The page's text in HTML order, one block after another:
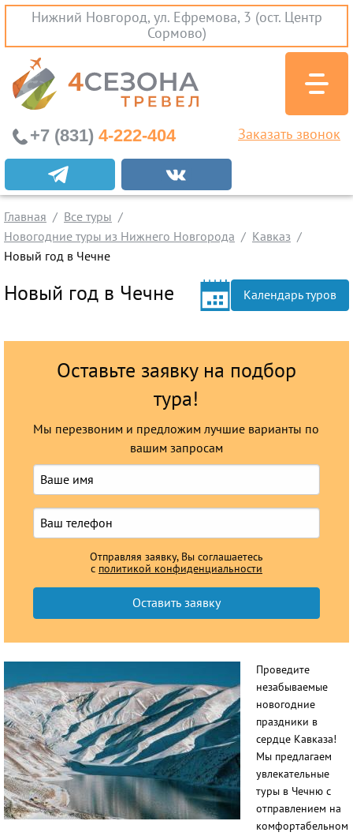
Нижний Новгород, ул. Ефремова, 3 (ост. Центр
Сормово)
Экскурсионные туры
Заграничные экскурсии
Туры на Черное Море
Вылеты из Нижнего Новгорода
Горящие туры
Железнодорожные туры
+7 (831) 4-222-404 Заказать звонок
Главная
Все туры
Новогодние туры из Нижнего Новгорода
Кавказ
Новый год в Чечне
Новый год в Чечне Календарь туров
Оставьте заявку на подбор
тура!
Мы перезвоним и предложим лучшие варианты по
вашим запросам
Отправляя заявку, Вы соглашаетесь
с политикой конфиденциальности
Проведите
незабываемые
новогодние
праздники в
сердце Кавказа!
Мы предлагаем
увлекательные
туры в Чечню с
отправлением на
комфортабельном